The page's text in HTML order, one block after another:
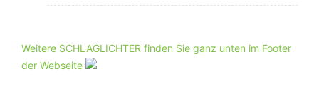
Weitere SCHLAGLICHTER finden Sie ganz unten im Footer
der Webseite